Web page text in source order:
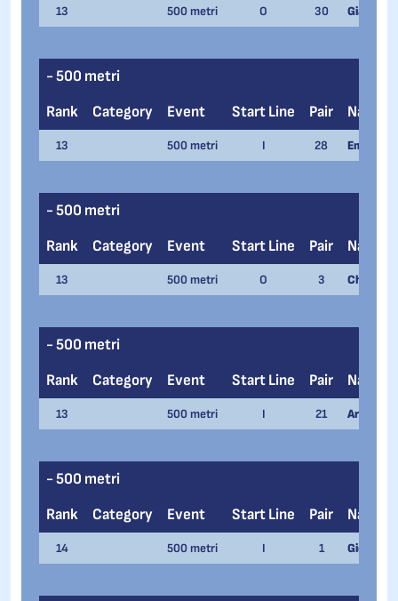
13 500 metri O 30 Gianluca
- 500 metri
Rank
Category Event Start Line Pair Name
13 500 metri I 28 Emanuel
- 500 metri
Rank
Category Event Start Line Pair Name
13 500 metri O 3 Chiara
- 500 metri
Rank
Category Event Start Line Pair Name
13 500 metri I 21 Arianna
- 500 metri
Rank
Category Event Start Line Pair Name
14 500 metri I 1 Giorgia